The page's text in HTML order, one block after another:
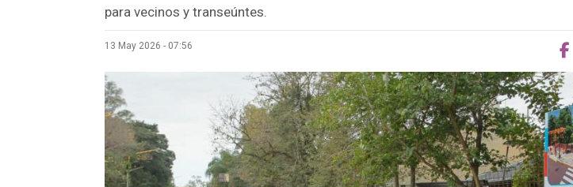
para vecinos y transeúntes.
13 May 2026 - 07:56